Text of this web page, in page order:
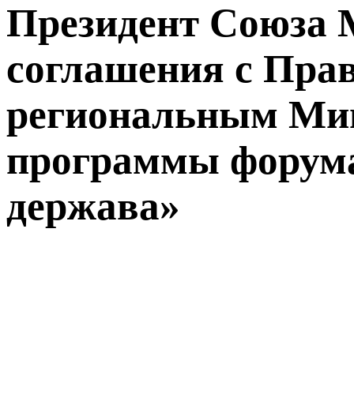
Президент
соглашения с
региональным
программы
держава»